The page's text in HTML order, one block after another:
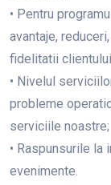
• Pentru
avantaje,
fidelitatii
• Nivelul
probleme
serviciile noastre;
• Raspunsurile
evenimente.